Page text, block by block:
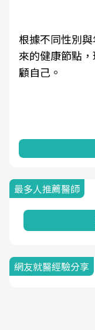
根據不同性別
來的健康節點
顧自己。
最多人推薦醫師
網友就醫經驗分享